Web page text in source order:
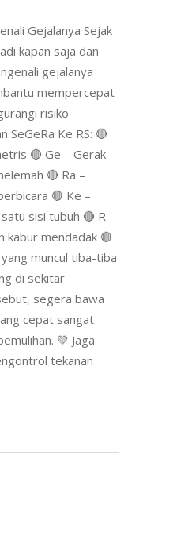
Gejalanya Sejak
kapan saja dan
gejalanya
mempercepat
risiko
SeGeRa Ke RS: 🔴
🔴 Ge – Gerak
🔴 Ra –
🔴 Ke –
sisi tubuh 🔴 R –
kabur mendadak 🔴
muncul tiba-tiba
di sekitar
segera bawa
cepat sangat
💚 Jaga
tekanan